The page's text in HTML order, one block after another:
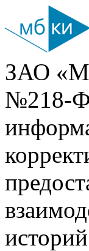
ЗАО
№218-